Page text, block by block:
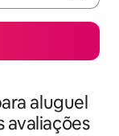
aluguel